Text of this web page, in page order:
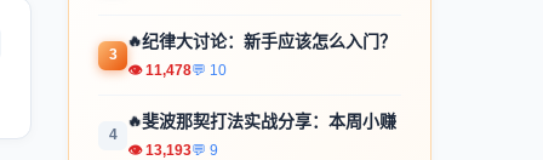
3
🔥纪律大讨论：新手应该怎么入门？
👁 11,478💬 10
4
🔥斐波那契打法实战分享：本周小赚
👁 13,193💬 9